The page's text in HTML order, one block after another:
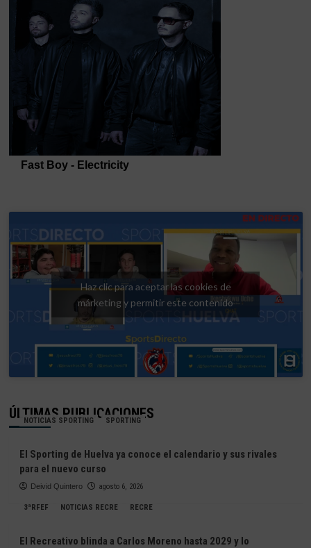
Haz clic para aceptar las cookies de
márketing y permitir este contenido
ÚLTIMAS PUBLICACIONES
NOTICIAS SPORTING SPORTING
El Sporting de Huelva ya conoce el calendario y sus rivales
para el nuevo curso
Deivid Quintero agosto 6, 2026
3ªRFEF NOTICIAS RECRE RECRE
El Recreativo blinda a Carlos Moreno hasta 2029 y lo